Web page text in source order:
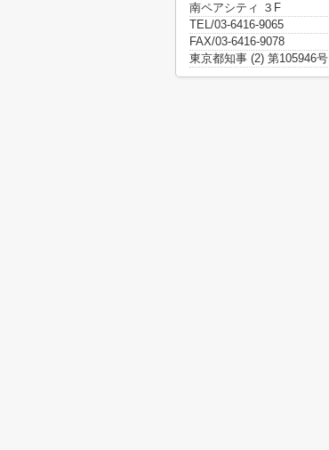
南ペアシティ ３F
TEL/03-6416-9065
FAX/03-6416-9078
東京都知事 (2) 第105946号